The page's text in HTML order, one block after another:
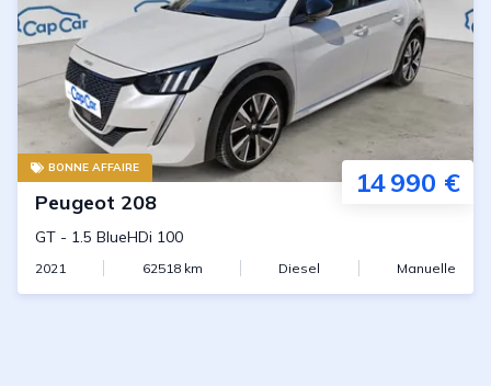
BONNE AFFAIRE 14 990 €
Peugeot 208
GT - 1.5 BlueHDi 100
2021 62518km Diesel Manuelle